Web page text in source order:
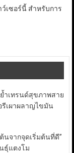
เซอร์นี้ สำหรับการ
ำเทรนด์สุขภาพสาย
อรีเผาผลาญไขมัน
นจากจุดเริ่มต้นที่ดี”
ธุ์แตงโม